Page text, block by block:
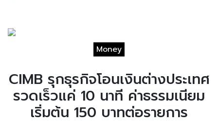
Money
CIMB รุกธุรกิจโอนเงินต่างประเทศ
รวดเร็วแค่ 10 นาที ค่าธรรมเนียม
เริ่มต้น 150 บาทต่อรายการ